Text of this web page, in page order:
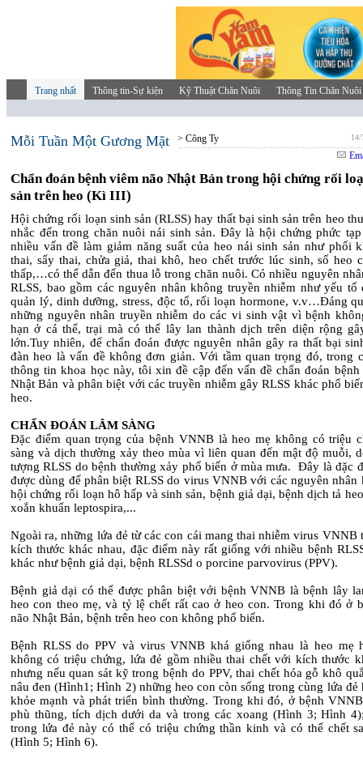
Trang nhất Thông tin-Sự kiện Kỹ Thuật Chăn Nuôi Thông Tin Chăn Nuôi
Mỗi Tuần Một Gương Mặt > Công Ty
Chẩn đoán bệnh viêm não Nhật Bản trong hội chứng rối
sản trên heo (Kì III)
Hội chứng rối loạn sinh sản (RLSS) hay thất bại sinh sản trên heo
nhắc đến trong chăn nuôi nái sinh sản. Đây là hội chứng phức
nhiều vấn đề làm giảm năng suất của heo nái sinh sản như phối
thai, sẩy thai, chửa giả, thai khô, heo chết trước lúc sinh, số heo
thấp,…có thể dẫn đến thua lỗ trong chăn nuôi. Có nhiều nguyên
RLSS, bao gồm các nguyên nhân không truyền nhiễm như yếu tố
quản lý, dinh dưỡng, stress, độc tố, rối loạn hormone, v.v…Đáng
những nguyên nhân truyền nhiễm do các vi sinh vật vì bệnh
hạn ở cá thể, trại mà có thể lây lan thành dịch trên diện rộng
lớn.Tuy nhiên, để chẩn đoán được nguyên nhân gây ra thất bại
đàn heo là vấn đề không đơn giản. Với tầm quan trọng đó, trong
thông tin khoa học này, tôi xin đề cập đến vấn đề chẩn đoán bệnh
Nhật Bản và phân biệt với các truyền nhiễm gây RLSS khác phổ
heo.
CHẨN ĐOÁN LÂM SÀNG
Đặc điểm quan trọng của bệnh VNNB là heo mẹ không có triệu
sàng và dịch thường xảy theo mùa vì liên quan đến mật độ muỗi,
tượng RLSS do bệnh thường xảy phổ biến ở mùa mưa. Đây là đặc
được dùng để phân biệt RLSS do virus VNNB với các nguyên nhân
hội chứng rối loạn hô hấp và sinh sản, bệnh giả dại, bệnh dịch tả
xoắn khuẩn leptospira,...
Ngoài ra, những lứa đẻ từ các con cái mang thai nhiễm virus VNNB
kích thước khác nhau, đặc điểm này rất giống với nhiều bệnh
khác như bệnh giả dại, bệnh RLSSd o porcine parvovirus (PPV).
Bệnh giả dại có thể được phân biệt với bệnh VNNB là bệnh lây
heo con theo mẹ, và tỷ lệ chết rất cao ở heo con. Trong khi đó ở
não Nhật Bản, bệnh trên heo con không phổ biến.
Bệnh RLSS do PPV và virus VNNB khá giống nhau là heo mẹ
không có triệu chứng, lứa đẻ gồm nhiều thai chết với kích thước
nhưng nếu quan sát kỹ trong bệnh do PPV, thai chết hóa gỗ khô
nâu đen (Hình1; Hình 2) những heo con còn sống trong cùng lứa đẻ
khỏe mạnh và phát triển bình thường. Trong khi đó, ở bệnh
phù thũng, tích dịch dưới da và trong các xoang (Hình 3; Hình
trong lứa đẻ này có thể có triệu chứng thần kinh và có thể chết
(Hình 5; Hình 6).